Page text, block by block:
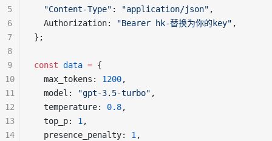
"Content-Type" : "application/json" ,
  Authorization:
"Bearer hk-替换为你的key" ,
};
const data = {
  max_tokens:
1200,
  model:
"gpt-3.5-turbo" ,
  temperature:
0.8,
  top_p:
1 ,
  presence_penalty:
1 ,
5
6
7
8
9
10
11
12
13
14